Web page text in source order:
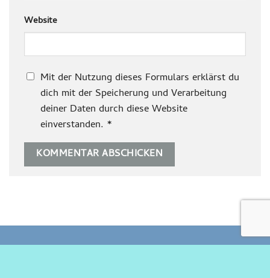
Website
Mit der Nutzung dieses Formulars erklärst du
dich mit der Speicherung und Verarbeitung
deiner Daten durch diese Website
einverstanden. *